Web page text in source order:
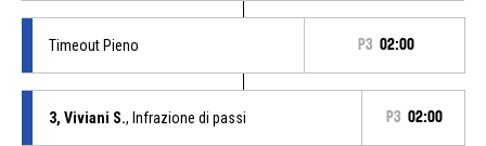
Timeout Pieno P3 02:00
3, Viviani S., Infrazione di passi P3 02:00